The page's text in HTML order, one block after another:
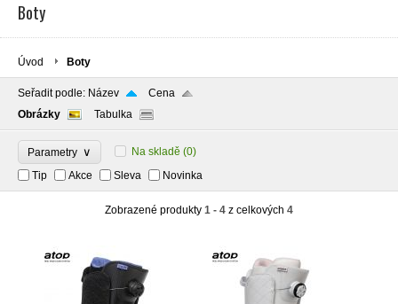
Boty
Úvod Boty
Seřadit podle: Název
Cena
Obrázky
Tabulka
Parametry ∨ Na skladě (0)
Tip
Akce Sleva Novinka
Zobrazené produkty 1 - 4 z celkových 4